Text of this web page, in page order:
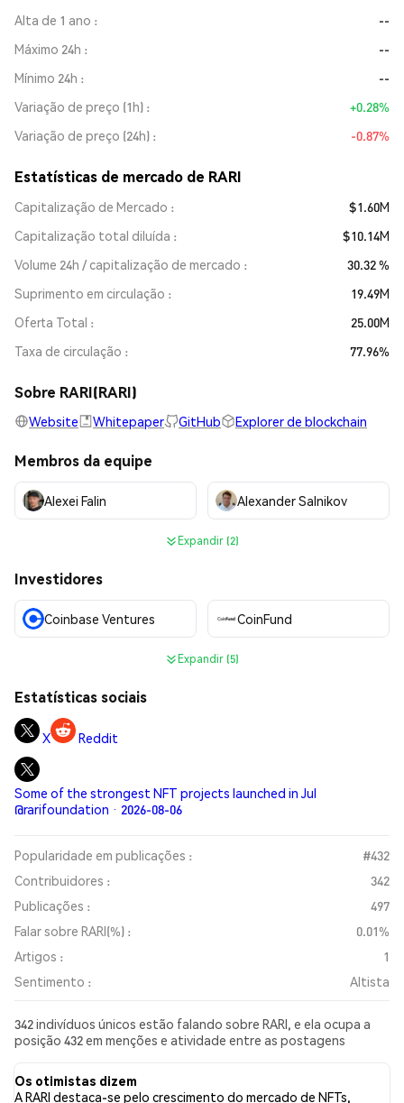
Alta de 1 ano
--
Máximo 24h
--
Mínimo 24h
--
Variação de preço (1h)
+0.28%
Variação de preço (24h)
-0.87%
Estatísticas de mercado de RARI
Capitalização de Mercado
$1.60M
Capitalização total diluída
$10.14M
Volume 24h / capitalização de mercado
30.32 %
Suprimento em circulação
19.49M
Oferta Total
25.00M
Taxa de circulação
77.96%
Sobre RARI(RARI)
Website Whitepaper GitHub Explorer de blockchain
Membros da equipe
Alexei Falin Alexander Salnikov
Expandir (2)
Investidores
Coinbase Ventures CoinFund
Expandir (5)
Estatísticas sociais
X Reddit
Some of the strongest NFT projects launched in Jul
@rarifoundation · 2026-08-06
Popularidade em publicações :
#432
Contribuidores :
342
Publicações :
497
Falar sobre RARI(%) :
0.01%
Artigos :
1
Sentimento :
Altista
342 indivíduos únicos estão falando sobre RARI, e ela ocupa a
posição 432 em menções e atividade entre as postagens
em todas as redes sociais foi Altista. Por fim, foram publicados
1 artigos de notícias sobre RARI. No Twitter, 44.95% dos tweets
Os otimistas dizem
A RARI destaca-se pelo crescimento do mercado de NFTs,